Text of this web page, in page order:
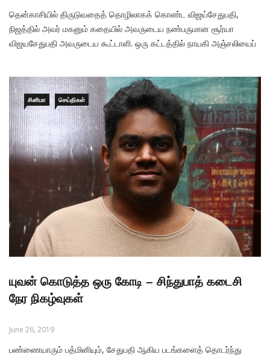
தென்காசியில் திருடுவதைத் தொழிலாகக் கொண்ட விஜய்சேதுபதி,
நிஜத்தில் அவர் மகனும் கதையில் அவருடைய நண்பருமான சூர்யா
விஜயசேதுபதி அவருடைய கூட்டாளி. ஒரு கட்டத்தில் நாயகி அஞ்சலியைப்
கொத்தடிமையாகச் சிக்கிக் கொண்ட மனைவி அஞ்சலியைக் காப்பாற்றி
மீட்டுவரசினிமா செய்திகள்
யுவன் கொடுத்த ஒரு கோடி – சிந்துபாத் கடைசி
நேர நிகழ்வுகள்
June 26, 2019
பண்ணையாரும் பத்மினியும், சேதுபதி ஆகிய படங்களைத் தொடர்ந்து